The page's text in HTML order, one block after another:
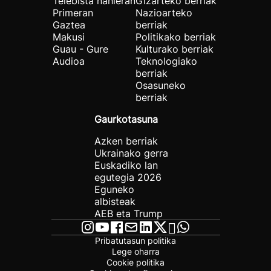
Primeran
Gaztea
Makusi
Guau - Gure
Audioa
Nazioarteko
berriak
Politikako berriak
Kulturako berriak
Teknologiako
berriak
Osasuneko
berriak
Gaurkotasuna
Azken berriak
Ukrainako gerra
Euskadiko lan
egutegia 2026
Eguneko
albisteak
AEB eta Trump
Pribatutasun politika
Lege oharra
Cookie politika